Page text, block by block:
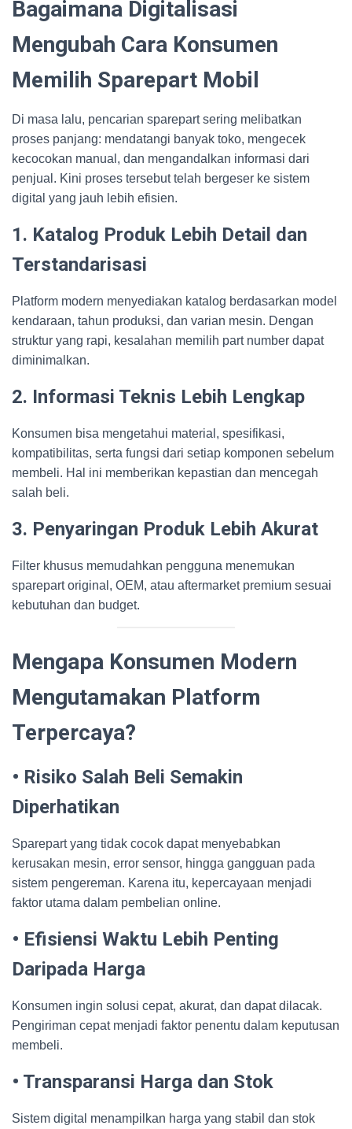
Bagaimana Digitalisasi
Mengubah Cara Konsumen
Memilih Sparepart Mobil
Di masa lalu, pencarian sparepart sering melibatkan
proses panjang: mendatangi banyak toko, mengecek
kecocokan manual, dan mengandalkan informasi dari
penjual. Kini proses tersebut telah bergeser ke sistem
digital yang jauh lebih efisien.
1. Katalog Produk Lebih Detail dan
Terstandarisasi
Platform modern menyediakan katalog berdasarkan model
kendaraan, tahun produksi, dan varian mesin. Dengan
struktur yang rapi, kesalahan memilih part number dapat
diminimalkan.
2. Informasi Teknis Lebih Lengkap
Konsumen bisa mengetahui material, spesifikasi,
kompatibilitas, serta fungsi dari setiap komponen sebelum
membeli. Hal ini memberikan kepastian dan mencegah
salah beli.
3. Penyaringan Produk Lebih Akurat
Filter khusus memudahkan pengguna menemukan
sparepart original, OEM, atau aftermarket premium sesuai
kebutuhan dan budget.
Mengapa Konsumen Modern
Mengutamakan Platform
Terpercaya?
• Risiko Salah Beli Semakin
Diperhatikan
Sparepart yang tidak cocok dapat menyebabkan
kerusakan mesin, error sensor, hingga gangguan pada
sistem pengereman. Karena itu, kepercayaan menjadi
faktor utama dalam pembelian online.
• Efisiensi Waktu Lebih Penting
Daripada Harga
Konsumen ingin solusi cepat, akurat, dan dapat dilacak.
Pengiriman cepat menjadi faktor penentu dalam keputusan
membeli.
• Transparansi Harga dan Stok
Sistem digital menampilkan harga yang stabil dan stok